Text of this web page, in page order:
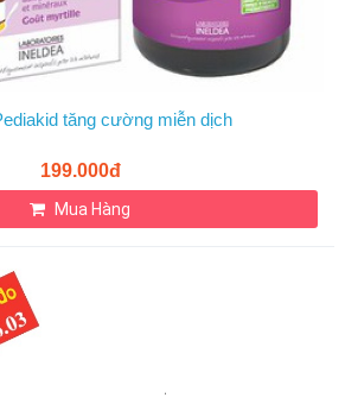
tăng cường miễn dịch
199.000đ
Mua Hàng